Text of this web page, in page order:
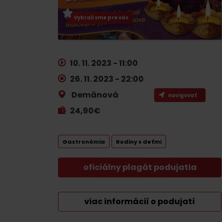
Plánovanie pre firmy
Pobytové balíky
Rezervuj si izby
So zvieratkami
So zľavami
Letné športy
Cyklistika
Lezenie
Vodné športy
Nordic walking
Vybrali sme pre vás
10. 11. 2023 - 11:00
26. 11. 2023 - 22:00
Demänová
navigovať
24,90€
Rodiny s deťmi
Gastronómia
oficiálny plagát podujatia
viac informácií o podujatí